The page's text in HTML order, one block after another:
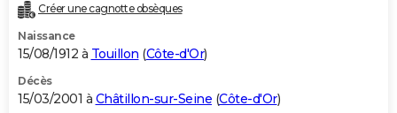
Créer une cagnotte obsèques
Naissance
15/08/1912 à Touillon (Côte-d'Or)
Décès
15/03/2001 à Châtillon-sur-Seine (Côte-d'Or)